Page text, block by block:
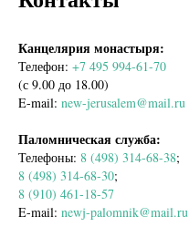
Канцелярия монастыря:
Телефон: +7 495 994-61-70
(с 9.00 до 18.00)
E-mail: new-jerusalem@mail.ru
Паломническая служба:
Телефоны: 8 (498) 314-68-38;
8 (498) 314-68-30;
8 (910) 461-18-57
E-mail: newj-palomnik@mail.ru